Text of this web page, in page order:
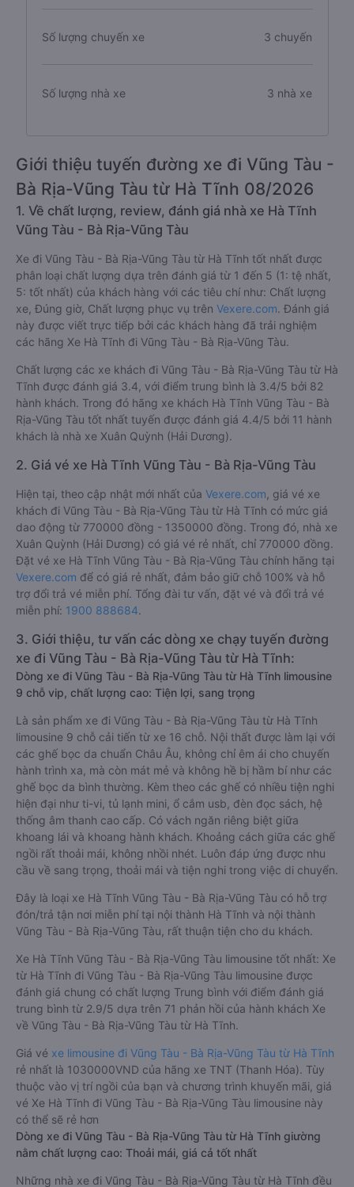
Số lượng chuyến xe 3 chuyến
Số lượng nhà xe 3 nhà xe
Giới thiệu tuyến đường xe đi Vũng Tàu -
Bà Rịa-Vũng Tàu từ Hà Tĩnh 08/2026
1. Về chất lượng, review, đánh giá nhà xe Hà Tĩnh
Vũng Tàu - Bà Rịa-Vũng Tàu
Xe đi Vũng Tàu - Bà Rịa-Vũng Tàu từ Hà Tĩnh tốt nhất được
phân loại chất lượng dựa trên đánh giá từ 1 đến 5 (1: tệ nhất,
5: tốt nhất) của khách hàng với các tiêu chí như: Chất lượng
xe, Đúng giờ, Chất lượng phục vụ trên Vexere.com. Đánh giá
này được viết trực tiếp bởi các khách hàng đã trải nghiệm
các hãng Xe Hà Tĩnh đi Vũng Tàu - Bà Rịa-Vũng Tàu.
Chất lượng các xe khách đi Vũng Tàu - Bà Rịa-Vũng Tàu từ Hà
Tĩnh được đánh giá 3.4, với điểm trung bình là 3.4/5 bởi 82
hành khách. Trong đó hãng xe khách Hà Tĩnh Vũng Tàu - Bà
Rịa-Vũng Tàu tốt nhất tuyến được đánh giá 4.4/5 bởi 11 hành
khách là nhà xe Xuân Quỳnh (Hải Dương).
2. Giá vé xe Hà Tĩnh Vũng Tàu - Bà Rịa-Vũng Tàu
Hiện tại, theo cập nhật mới nhất của Vexere.com , giá vé xe
khách đi Vũng Tàu - Bà Rịa-Vũng Tàu từ Hà Tĩnh có mức giá
dao động từ 770000 đồng - 1350000 đồng. Trong đó, nhà xe
Xuân Quỳnh (Hải Dương) có giá vé rẻ nhất, chỉ 770000 đồng.
Đặt vé xe Hà Tĩnh Vũng Tàu - Bà Rịa-Vũng Tàu chính hãng tại
Vexere.com để có giá rẻ nhất, đảm bảo giữ chỗ 100% và hỗ
trợ đổi trả vé miễn phí. Tổng đài tư vấn, đặt vé và đổi trả vé
miễn phí: 1900 888684.
3. Giới thiệu, tư vấn các dòng xe chạy tuyến đường
xe đi Vũng Tàu - Bà Rịa-Vũng Tàu từ Hà Tĩnh:
Dòng xe đi Vũng Tàu - Bà Rịa-Vũng Tàu từ Hà Tĩnh limousine
9 chỗ vip, chất lượng cao: Tiện lợi, sang trọng
Là sản phẩm xe đi Vũng Tàu - Bà Rịa-Vũng Tàu từ Hà Tĩnh
limousine 9 chỗ cải tiến từ xe 16 chỗ. Nội thất được làm lại với
các ghế bọc da chuẩn Châu Âu, không chỉ êm ái cho chuyến
hành trình xa, mà còn mát mẻ và không hề bị hầm bí như các
ghế bọc da bình thường. Kèm theo các ghế có nhiều tiện nghi
hiện đại như ti-vi, tủ lạnh mini, ổ cắm usb, đèn đọc sách, hệ
thống âm thanh cao cấp. Có vách ngăn riêng biệt giữa
khoang lái và khoang hành khách. Khoảng cách giữa các ghế
ngồi rất thoải mái, không nhồi nhét. Luôn đáp ứng được nhu
cầu về sang trọng, thoải mái và tiện nghi trong việc di chuyển.
Đây là loại xe Hà Tĩnh Vũng Tàu - Bà Rịa-Vũng Tàu có hỗ trợ
đón/trả tận nơi miễn phí tại nội thành Hà Tĩnh và nội thành
Vũng Tàu - Bà Rịa-Vũng Tàu, rất thuận tiện cho du khách.
Xe Hà Tĩnh Vũng Tàu - Bà Rịa-Vũng Tàu limousine tốt nhất: Xe
từ Hà Tĩnh đi Vũng Tàu - Bà Rịa-Vũng Tàu limousine được
đánh giá chung có chất lượng Trung bình với điểm đánh giá
trung bình từ 2.9/5 dựa trên 71 phản hồi của hành khách Xe
về Vũng Tàu - Bà Rịa-Vũng Tàu từ Hà Tĩnh.
Giá vé xe limousine đi Vũng Tàu - Bà Rịa-Vũng Tàu từ Hà Tĩnh
rẻ nhất là 1030000VND của hãng xe TNT (Thanh Hóa). Tùy
thuộc vào vị trí ngồi của bạn và chương trình khuyến mãi, giá
vé Xe Hà Tĩnh đi Vũng Tàu - Bà Rịa-Vũng Tàu limousine này
có thể sẽ rẻ hơn
Dòng xe đi Vũng Tàu - Bà Rịa-Vũng Tàu từ Hà Tĩnh giường
nằm chất lượng cao: Thoải mái, giá cả tốt nhất
Những nhà xe đi Vũng Tàu - Bà Rịa-Vũng Tàu từ Hà Tĩnh đều